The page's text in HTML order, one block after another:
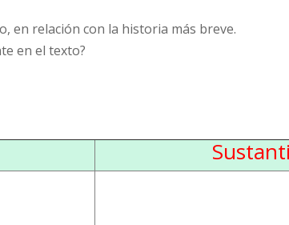
en relación con la historia más breve.
en el texto?